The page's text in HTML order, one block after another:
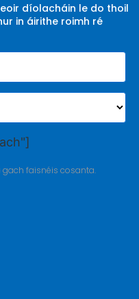
díolacháin le do thoil
in áirithe roimh ré
faisnéis cosanta.